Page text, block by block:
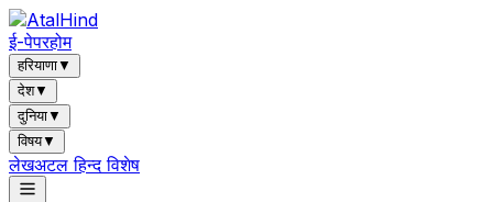
ई-पेपरहोम
हरियाणा▼
देश▼
दुनिया▼
विषय▼
लेखअटल हिन्द विशेष